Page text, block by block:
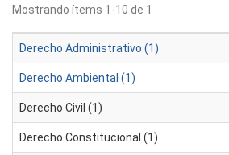
Mostrando ítems 1-10 de 1
Derecho Administrativo (1)
Derecho Ambiental (1)
Derecho Civil (1)
Derecho Constitucional (1)